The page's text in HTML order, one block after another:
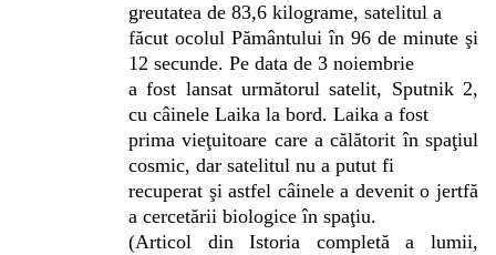
greutatea de 83,6 kilograme, satelitul a
făcut ocolul Pământului în 96 de minute şi
12 secunde. Pe data de 3 noiembrie
a fost lansat următorul satelit, Sputnik 2,
cu câinele Laika la bord. Laika a fost
prima vieţuitoare care a călătorit în spaţiul
cosmic, dar satelitul nu a putut fi
recuperat şi astfel câinele a devenit o jertfă
a cercetării biologice în spaţiu.
(Articol din Istoria completă a lumii,